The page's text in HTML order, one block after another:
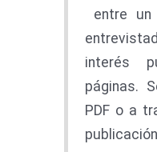
entre
interés
páginas.
PDF o a